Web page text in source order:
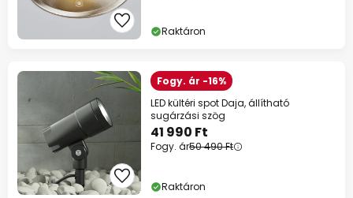
Raktáron
Fogy. ár -16%
LED kültéri spot Daja, állítható
sugárzási szög
41 990 Ft
Fogy. ár50 490 Ft
Raktáron